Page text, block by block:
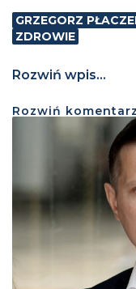
GRZEGORZ
ZDROWIE
Rozwiń wpis...
Rozwiń